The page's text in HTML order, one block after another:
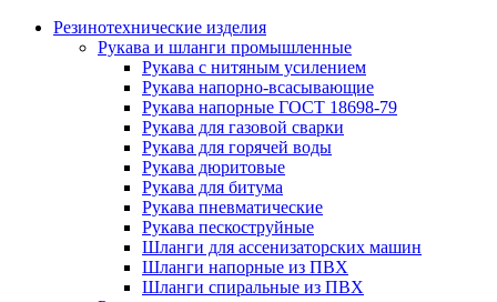
Резинотехнические изделия
Рукава и шланги промышленные
Рукава с нитяным усилением
Рукава напорно-всасывающие
Рукава напорные ГОСТ 18698-79
Рукава для газовой сварки
Рукава для горячей воды
Рукава дюритовые
Рукава для битума
Рукава пневматические
Рукава пескоструйные
Шланги для ассенизаторских машин
Шланги напорные из ПВХ
Шланги спиральные из ПВХ